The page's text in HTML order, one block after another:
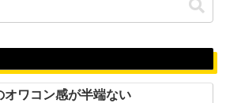
オワコン感が半端ない